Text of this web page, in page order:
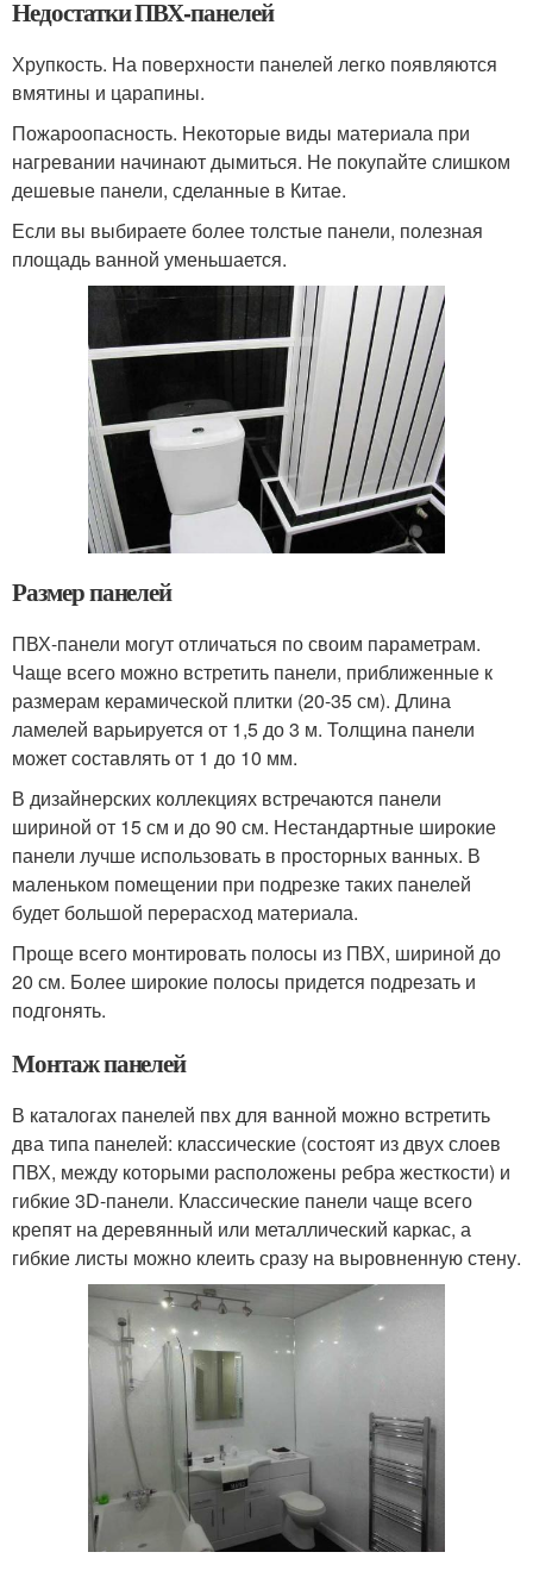
Недостатки ПВХ-панелей
Хрупкость. На поверхности панелей легко появляются
вмятины и царапины.
Пожароопасность. Некоторые виды материала при
нагревании начинают дымиться. Не покупайте слишком
дешевые панели, сделанные в Китае.
Если вы выбираете более толстые панели, полезная
площадь ванной уменьшается.
Размер панелей
ПВХ-панели могут отличаться по своим параметрам.
Чаще всего можно встретить панели, приближенные к
размерам керамической плитки (20-35 см). Длина
ламелей варьируется от 1,5 до 3 м. Толщина панели
может составлять от 1 до 10 мм.
В дизайнерских коллекциях встречаются панели
шириной от 15 см и до 90 см. Нестандартные широкие
панели лучше использовать в просторных ванных. В
маленьком помещении при подрезке таких панелей
будет большой перерасход материала.
Проще всего монтировать полосы из ПВХ, шириной до
20 см. Более широкие полосы придется подрезать и
подгонять.
Монтаж панелей
В каталогах панелей пвх для ванной можно встретить
два типа панелей: классические (состоят из двух слоев
ПВХ, между которыми расположены ребра жесткости) и
гибкие 3D-панели. Классические панели чаще всего
крепят на деревянный или металлический каркас, а
гибкие листы можно клеить сразу на выровненную стену.